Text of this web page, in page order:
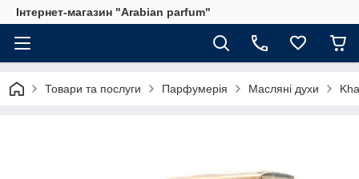
Інтернет-магазин "Arabian parfum"
Товари та послуги Парфумерія Масляні духи